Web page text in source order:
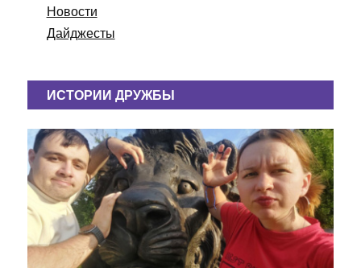
Новости
Дайджесты
ИСТОРИИ ДРУЖБЫ